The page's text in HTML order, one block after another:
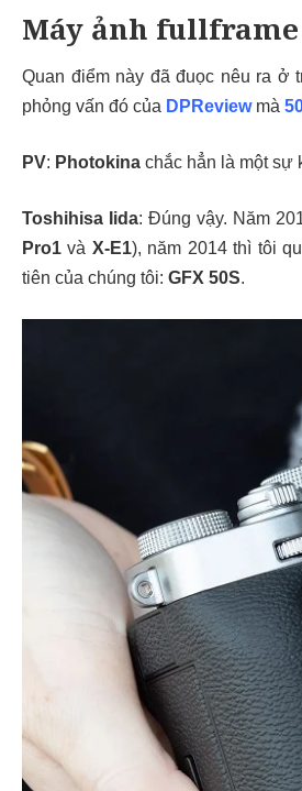
Máy ảnh fullframe
Quan điểm này đã đuọc nêu ra ở
phỏng vấn đó của DPReviewmà
PV: Photokina chắc hẳn là một sự
Toshihisa Iida: Đúng vậy. Năm
Pro1 và X-E1), năm 2014 thì tôi
tiên của chúng tôi: GFX 50S.